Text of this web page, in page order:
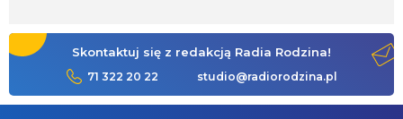
Skontaktuj się z redakcją Radia Rodzina!
71 322 20 22 studio@radiorodzina.pl